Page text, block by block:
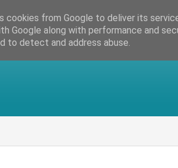
cookies from Google to deliver its
Google along with performance and
to detect and address abuse.